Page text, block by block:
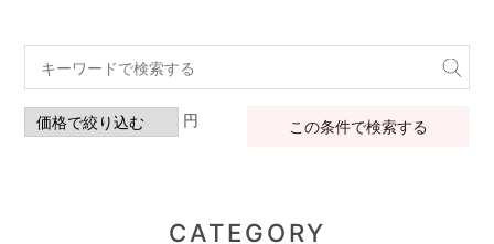
円 この条件で検索する
CATEGORY